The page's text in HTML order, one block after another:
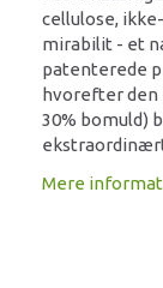
cellulose,
mirabilit - et
patenterede
hvorefter den
30% bomuld)
Mere